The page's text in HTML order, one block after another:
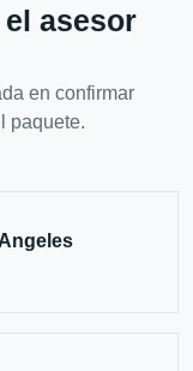
asesor
en confirmar
paquete.